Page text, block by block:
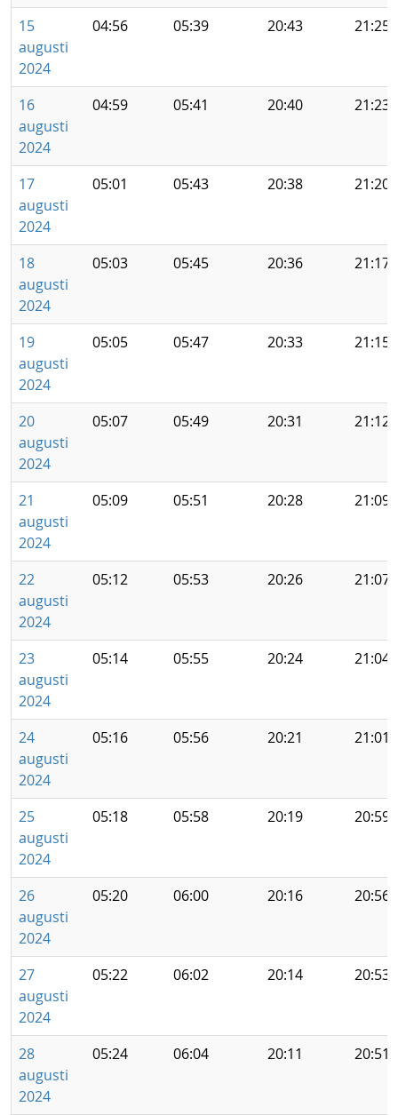
15
augusti
2024
04:56 05:39 20:43 21:25
16
augusti
2024
04:59 05:41 20:40 21:23
17
augusti
2024
05:01 05:43 20:38 21:20
18
augusti
2024
05:03 05:45 20:36 21:17
19
augusti
2024
05:05 05:47 20:33 21:15
20
augusti
2024
05:07 05:49 20:31 21:12
21
augusti
2024
05:09 05:51 20:28 21:09
22
augusti
2024
05:12 05:53 20:26 21:07
23
augusti
2024
05:14 05:55 20:24 21:04
24
augusti
2024
05:16 05:56 20:21 21:01
25
augusti
2024
05:18 05:58 20:19 20:59
26
augusti
2024
05:20 06:00 20:16 20:56
27
augusti
2024
05:22 06:02 20:14 20:53
28
augusti
2024
05:24 06:04 20:11 20:51